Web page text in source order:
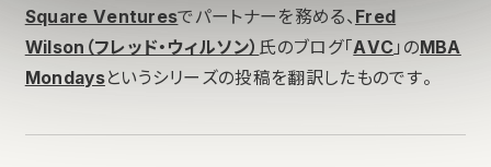
Square Venturesでパートナーを務める、 Fred
Wilson（フレッド・ウィルソン） 氏のブログ「AVC 」の MBA
Mondaysというシリーズの投稿を翻訳したものです。